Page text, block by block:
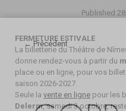
Published
← Précédent
FERMETURE ESTIVALE
La billetterie du Théâtre de
donne rendez-vous à partir du
place ou en ligne, pour vos
saison 2026-2027.
Seule la vente en ligne pour les
Delerm, samedi 3 octobre,